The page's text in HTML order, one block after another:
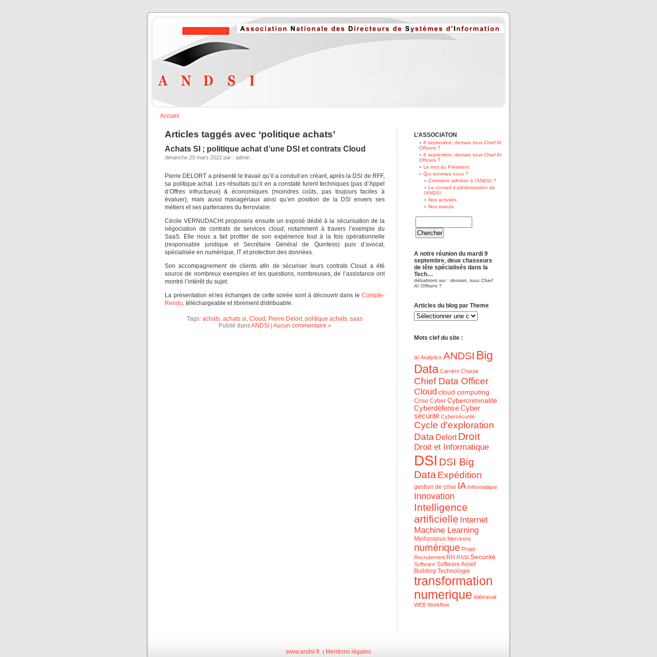
Accueil
Articles taggés avec ‘politique achats’
Achats SI ; politique achat d’une DSI et contrats Cloud
dimanche 20 mars 2022 par : admin
Pierre DELORT a présenté le travail qu’il a conduit en créant, après la DSI de RFF,
sa politique achat. Les résultats qu’il en a constaté furent techniques (pas d’Appel
d’Offres infructueux) & économiques (moindres coûts, pas toujours faciles à
évaluer), mais aussi managériaux ainsi qu’en position de la DSI envers ses
métiers et ses partenaires du ferroviaire.
Cécile VERNUDACHI proposera ensuite un exposé dédié à la sécurisation de la
négociation de contrats de services cloud, notamment à travers l’exemple du
SaaS. Elle nous a fait profiter de son expérience tout à la fois opérationnelle
(responsable juridique et Secrétaire Général de Quintess) puis d’avocat,
spécialisée en numérique, IT et protection des données.
Son accompagnement de clients afin de sécuriser leurs contrats Cloud a été
source de nombreux exemples et les questions, nombreuses, de l’assistance ont
montré l’intérêt du sujet.
La présentation et les échanges de cette soirée sont à découvrir dans le Compte-
Rendu, téléchargeable et librement distribuable.
Tags: achats, achats si, Cloud , Pierre Delort, politique achats, saas
Publié dansANDSI Aucun commentaire »
L’ASSOCIATON
8 septembre, demain tous Chief AI
Officers ?
8 septembre, demain tous Chief AI
Officers ?
Le mot du Président
Qui sommes nous ?
Comment adhérer à l’ANDSI ?
Le conseil d’administration de
l’ANDSI.
Nos activités
Nos statuts
A notre réunion du mardi 9
septembre, deux chasseurs
de tête spécialisés dans la
Tech…
débattront sur : demain, tous Chief
AI Officers ?
Articles du blog par Theme
Articles
du
blog
Mots clef du site :
ai Analytics ANDSI Big
Data Carrière Charpe
Chief Data Officer
Cloud cloud computing
Crise Cyber Cybercriminalité
CyberdéfenseCyber
sécurité Cybersécurité
Cycle d'exploration
Data Delort Droit
Droit et Informatique
DSI DSI Big
DataExpédition
gestion de crise IA Informatique
Innovation
Intelligence
artificielle Internet
Machine Learning
Meillassoux Merckens
numérique Projet
Recrutement RH RSSI Securité
Software Software Asset
Building Technologie
transformation
numerique télétravail
WEB Workflow
www.andsi.fr | Mentions légales